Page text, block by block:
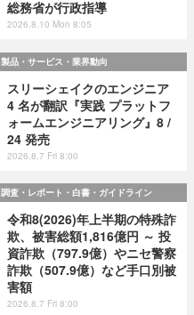
総務省が行政指導
2026.8.10 Mon 8:05
製品・サービス・業界動向
スリーシェイクのエンジニア
4 名が翻訳『実践 プラットフ
ォームエンジニアリング』8 /
24 発売
2026.8.7 Fri 8:00
調査・レポート・白書・ガイドライン
令和8(2026)年上半期の特殊詐
欺、被害総額1,816億円 ～ 投
資詐欺（797.9億）やニセ警察
詐欺（507.9億）など手口別被
害額
2026.8.7 Fri 8:00